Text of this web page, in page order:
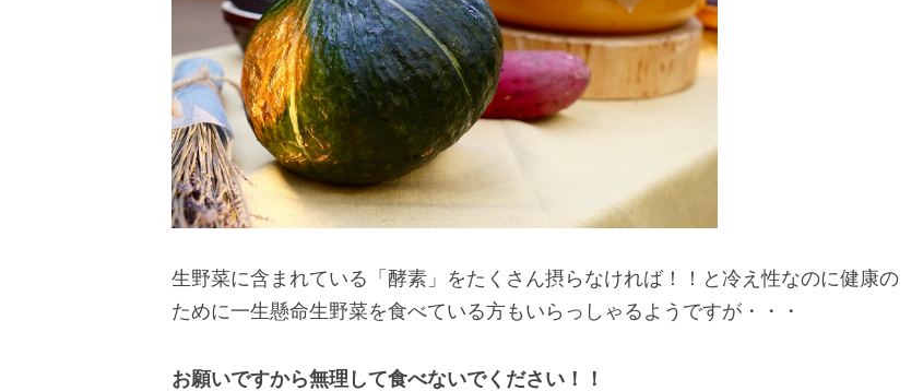
生野菜に含まれている「酵素」をたくさん摂らなければ！！と冷え性なのに健康の
ために一生懸命生野菜を食べている方もいらっしゃるようですが・・・
お願いですから無理して食べないでください！！